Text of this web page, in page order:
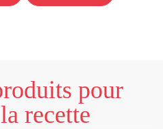
pour
recette